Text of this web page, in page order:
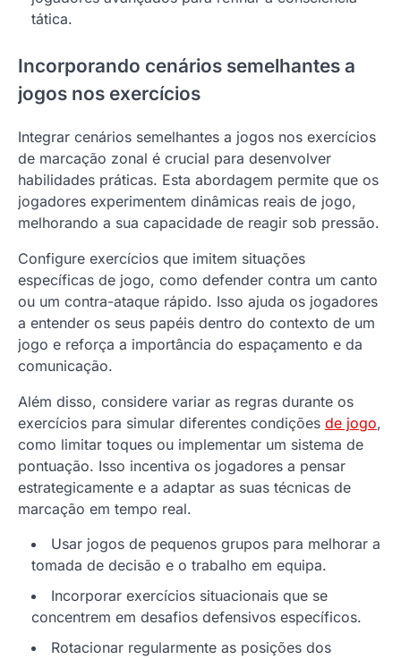
tática.
Incorporando cenários semelhantes a
jogos nos exercícios
Integrar cenários semelhantes a jogos nos exercícios
de marcação zonal é crucial para desenvolver
habilidades práticas. Esta abordagem permite que os
jogadores experimentem dinâmicas reais de jogo,
melhorando a sua capacidade de reagir sob pressão.
Configure exercícios que imitem situações
específicas de jogo, como defender contra um canto
ou um contra-ataque rápido. Isso ajuda os jogadores
a entender os seus papéis dentro do contexto de um
jogo e reforça a importância do espaçamento e da
comunicação.
Além disso, considere variar as regras durante os
exercícios para simular diferentes condições de jogo,
como limitar toques ou implementar um sistema de
pontuação. Isso incentiva os jogadores a pensar
estrategicamente e a adaptar as suas técnicas de
marcação em tempo real.
Usar jogos de pequenos grupos para melhorar a
tomada de decisão e o trabalho em equipa.
Incorporar exercícios situacionais que se
concentrem em desafios defensivos específicos.
Rotacionar regularmente as posições dos